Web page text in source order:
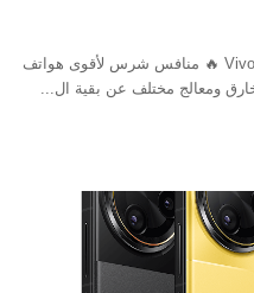
مرعب الأندرويد الحقيقي || Vivo X200 Pro 🔥 منافس شرس لأقوى هواتف